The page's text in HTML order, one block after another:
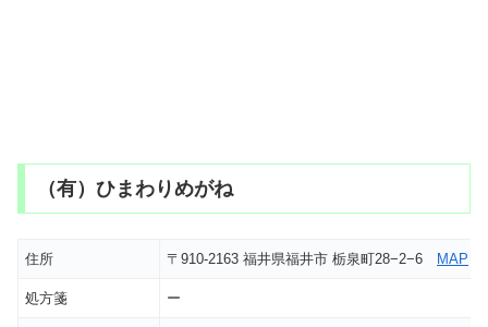
（有）ひまわりめがね
住所 〒910-2163 福井県福井市 栃泉町28−2−6 MAP
処方箋 ー